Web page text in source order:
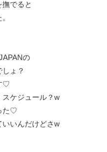
でると
の
ょ？
♡
スケジュール？w
た♡
いいんだけどさw